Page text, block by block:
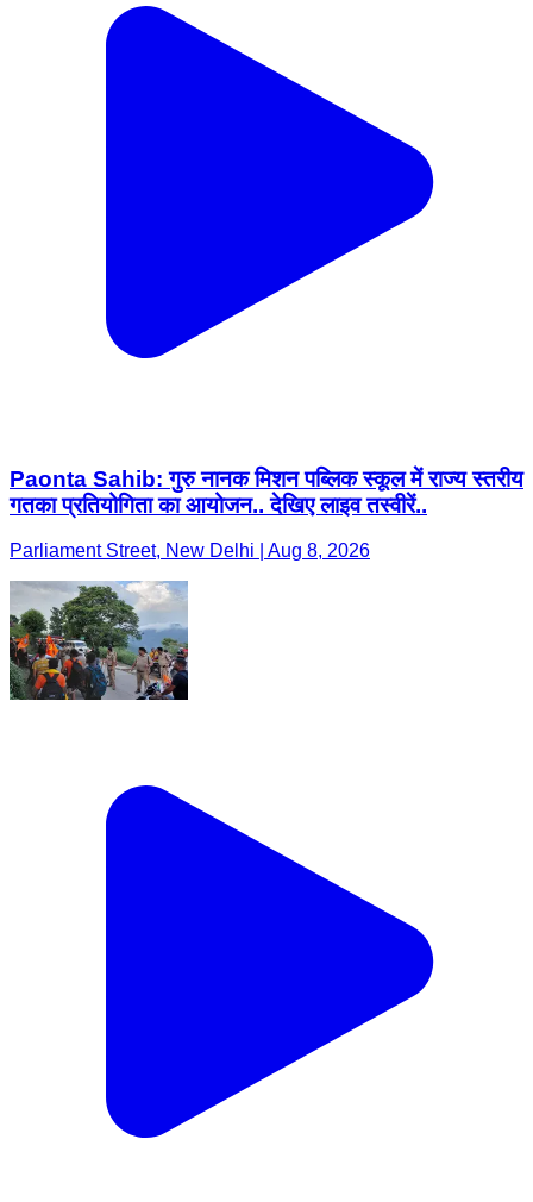
Paonta Sahib: गुरु नानक मिशन पब्लिक स्कूल में राज्य स्तरीय
गतका प्रतियोगिता का आयोजन.. देखिए लाइव तस्वीरें..
Parliament Street, New Delhi | Aug 8, 2026